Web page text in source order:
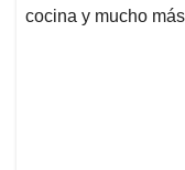
cocina y mucho